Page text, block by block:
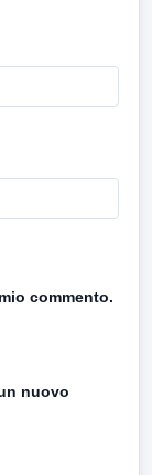
commento.
nuovo